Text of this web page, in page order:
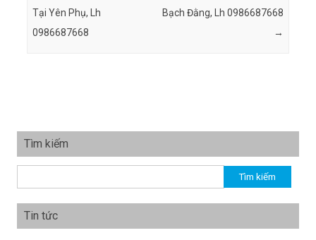
Tại Yên Phụ, Lh
0986687668
Bạch Đằng, Lh 0986687668
→
Tìm kiếm
Tin tức